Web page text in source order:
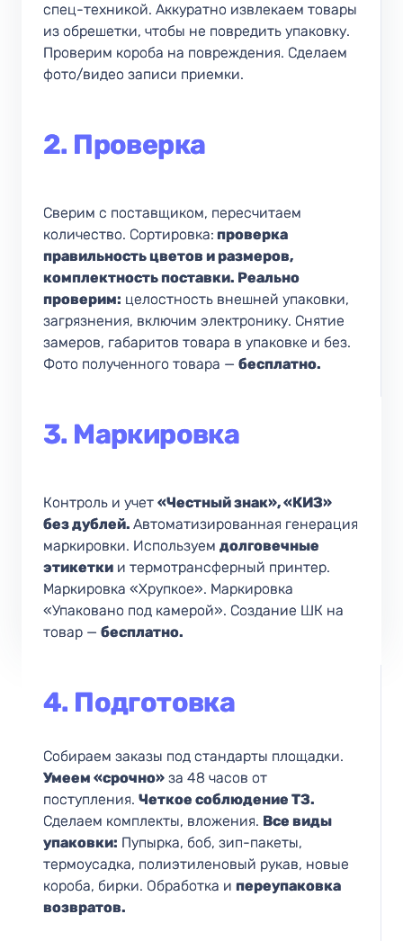
спец-техникой. Аккуратно извлекаем товары
из обрешетки, чтобы не повредить упаковку.
Проверим короба на повреждения. Сделаем
фото/видео записи приемки.
2. Проверка
Сверим с поставщиком, пересчитаем
количество. Сортировка: проверка
правильность цветов и размеров,
комплектность поставки. Реально
проверим: целостность внешней упаковки,
загрязнения, включим электронику. Снятие
замеров, габаритов товара в упаковке и без.
Фото полученного товара — бесплатно.
3. Маркировка
Контроль и учет «Честный знак», «КИЗ»
без дублей. Автоматизированная генерация
маркировки. Используем долговечные
этикетки и термотрансферный принтер.
Маркировка «Хрупкое». Маркировка
«Упаковано под камерой». Создание ШК на
товар — бесплатно.
4. Подготовка
Собираем заказы под стандарты площадки.
Умеем «срочно» за 48 часов от
поступления. Четкое соблюдение ТЗ.
Сделаем комплекты, вложения. Все виды
упаковки: Пупырка, боб, зип-пакеты,
термоусадка, полиэтиленовый рукав, новые
короба, бирки. Обработка и переупаковка
возвратов.